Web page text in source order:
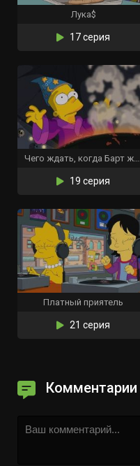
Лука$
17 серия
Чего ждать, когда Барт ждёт
19 серия
Платный приятель
21 серия
Комментарии